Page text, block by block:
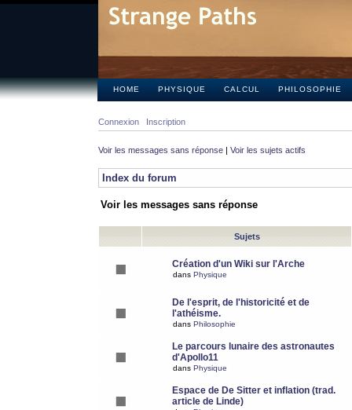
HOME PHYSIQUE CALCUL PHILOSOPHIE
Connexion Inscription
Voir les messages sans réponse | Voir les sujets actifs
Index du forum
Voir les messages sans réponse
Sujets
Création d'un Wiki sur l'Arche
dans Physique
De l'esprit, de l'historicité et de
l'athéisme.
dans Philosophie
Le parcours lunaire des astronautes
d'Apollo11
dans Physique
Espace de De Sitter et inflation (trad.
article de Linde)